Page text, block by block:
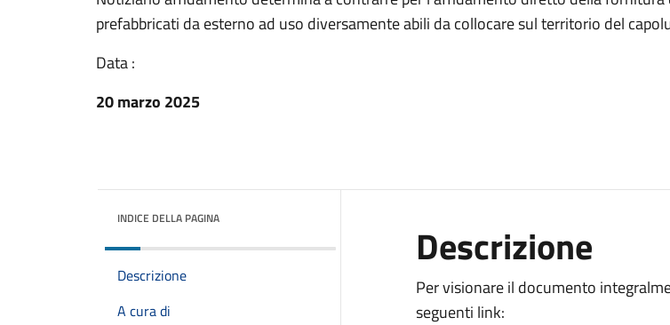
prefabbricati da esterno ad uso diversamente abili da collocare sul territorio del
Data :
20 marzo 2025
INDICE DELLA PAGINA
Descrizione
A cura di
Descrizione
Per visionare il documento
seguenti link: